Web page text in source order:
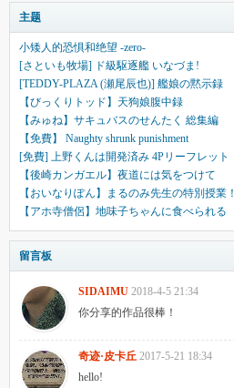
主题
小矮人的恐惧和绝望 -zero-
[さといも牧場] ド級駆逐艦 いなづま!
[TEDDY-PLAZA (瀬尾辰也)] 艦娘の黙示録
【びっくりトッド】天狗娘腹中録
【みゅね】サキュバスのせんたく 総集編
【免費】 Naughty shrunk punishment
[免費] 上野くんは開発済み 4Pリーフレット
【後崎カンガエル】夜道には気をつけて
【おいなりぽん】まるのみ先生の特別授業！
【アホ寺僧侶】地味子ちゃんに食べられる
留言板
SIDAIMU 2018-4-5 21:34
你分享的作品很棒！
奇迹·皮卡丘 2017-5-21 18:34
hello!